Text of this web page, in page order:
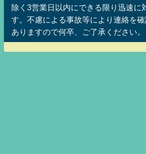
除く3営業日以内にできる限り迅速に
す。不慮による事故等により連絡を
ありますので何卒、ご了承ください。